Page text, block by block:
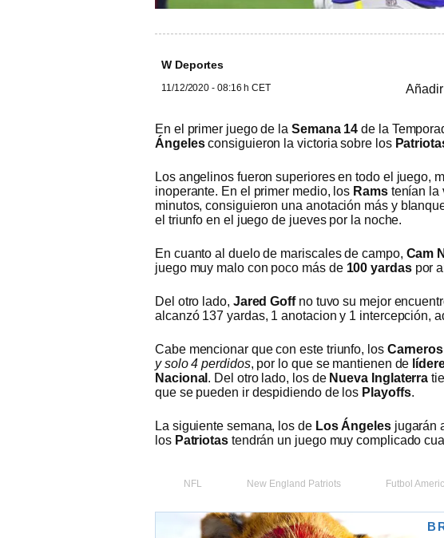
W Deportes
11/12/2020 - 08:16 h CET
En el primer juego de la Semana 14de la
Ángelesconsiguieron la victoria sobre los
Los angelinos fueron superiores en todo el juego,
inoperante. En el primer medio, los Rams tenían la
minutos, consiguieron una anotación más y
el triunfo en el juego de jueves por la noche.
En cuanto al duelo de mariscales de campo, Cam
juego muy malo con poco más de 100 yardaspor
Del otro lado, Jared Goff no tuvo su mejor
alcanzó 137 yardas, 1 anotacion y 1 intercepción,
Cabe mencionar que con este triunfo, los Carneros
y solo 4 perdidos, por lo que se mantienen de
Nacional . Del otro lado, los de Nueva Inglaterra
que se pueden ir despidiendo de los Playoffs.
La siguiente semana, los deLos Ángelesjugarán
los Patriotas tendrán un juego muy complicado
NFL New England Patriots Futbol
Los Ángeles Rams